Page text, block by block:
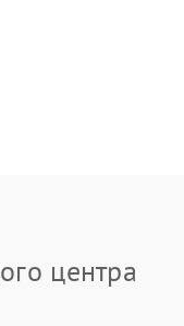
центра